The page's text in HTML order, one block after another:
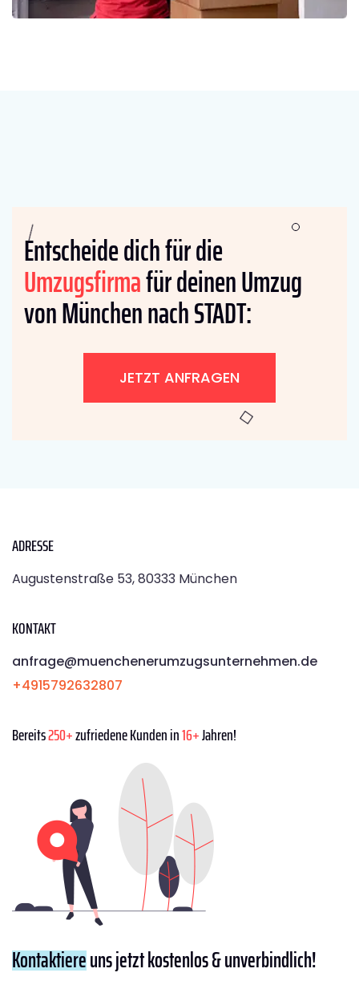
Entscheide dich für die
Umzugsfirmafür deinen Umzug
von München nach STADT:
JETZT ANFRAGEN
ADRESSE
Augustenstraße 53, 80333 München
KONTAKT
anfrage@muenchenerumzugsunternehmen.de
+4915792632807
Bereits250+zufriedene Kunden in16+Jahren!
Kontaktiereuns jetzt kostenlos & unverbindlich!